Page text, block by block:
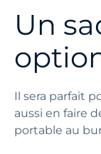
Un
Il sera parfait
aussi en faire
portable au